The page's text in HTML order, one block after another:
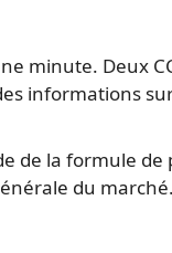
minute. Deux
informations
de la formule de
du marché.